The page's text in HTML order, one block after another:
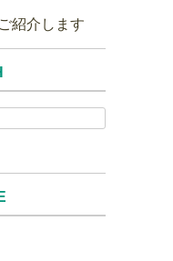
紹介します